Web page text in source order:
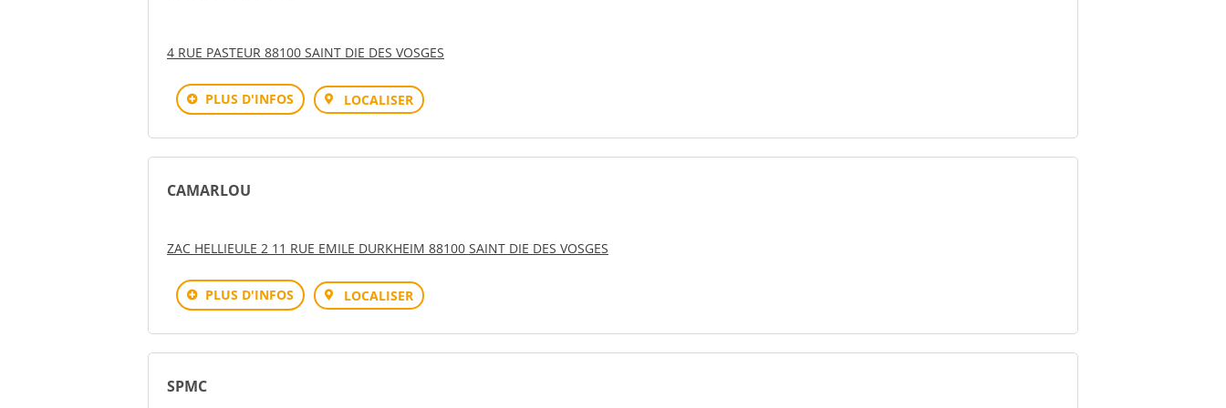
4 RUE PASTEUR 88100 SAINT DIE DES VOSGES
PLUS D'INFOS LOCALISER
CAMARLOU
ZAC HELLIEULE 2 11 RUE EMILE DURKHEIM 88100 SAINT DIE DES VOSGES
PLUS D'INFOS LOCALISER
SPMC